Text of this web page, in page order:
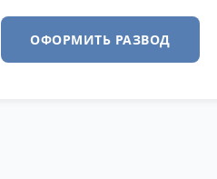
ОФОРМИТЬ РАЗВОД